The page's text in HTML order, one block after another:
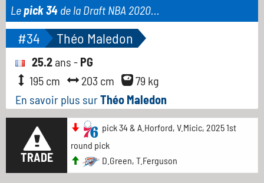
Lepick 34 de la Draft NBA 2020...
#34 Théo Maledon
25.2 ans - PG
195 cm
203 cm
79 kg
En savoir plus surThéo Maledon
TRADE
pick 34 & A.Horford, V.Micic, 2025 1st
round pick
D.Green, T.Ferguson